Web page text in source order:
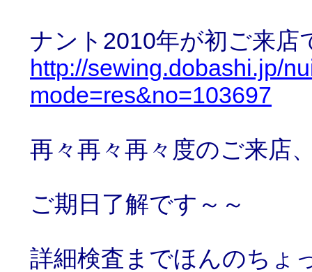
ナント2010年が初ご来店
http://sewing.dobashi.jp/
mode=res&no=103697
再々再々再々度のご来店
ご期日了解です～～
詳細検査までほんのちょ